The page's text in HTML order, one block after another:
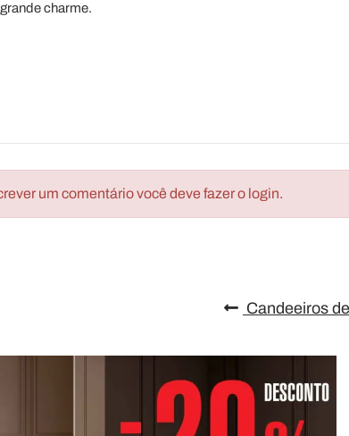
charme.
um comentário você deve fazer o login.
Candeeiros